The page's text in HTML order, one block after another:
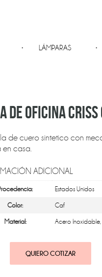
LÁMPARAS
DE OFICINA CRISS
de cuero sintetico con
en casa.
ADICIONAL
Estados Unidos
Color: Caf
Material: Acero Inoxidable
QUIERO COTIZAR